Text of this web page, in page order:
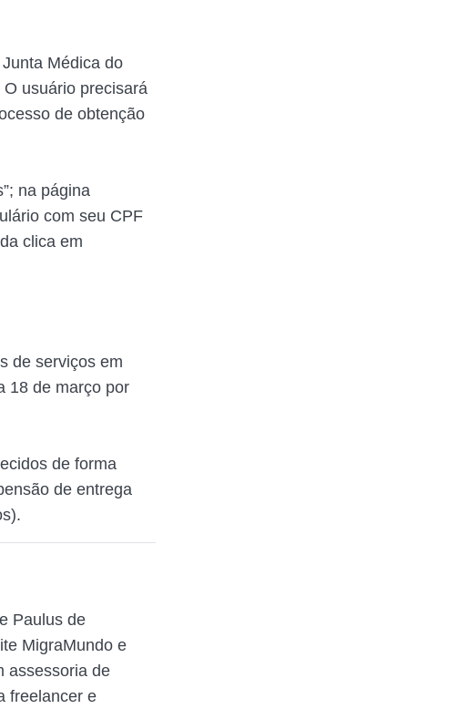
Médica do
usuário precisará
de obtenção
na página
com seu CPF
clica em
de serviços em
18 de março por
de forma
de entrega
Paulus de
MigraMundo e
assessoria de
freelancer e